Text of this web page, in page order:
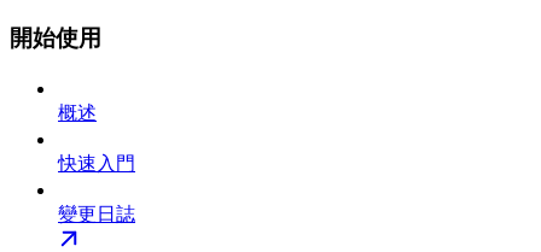
開始使用
概述
快速入門
變更日誌